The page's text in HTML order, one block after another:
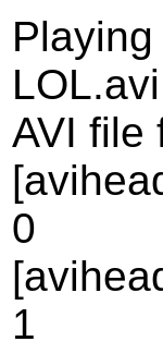
AVI file
0
1